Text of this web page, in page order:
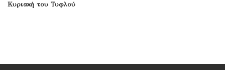
Κυριακή του Τυφλού